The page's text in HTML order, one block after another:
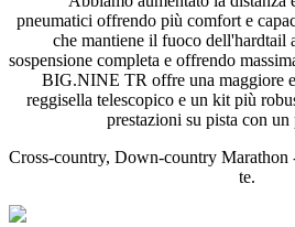
pneumatici offrendo più comfort e
che mantiene il fuoco dell'hardtail
sospensione completa e offrendo
BIG.NINE TR offre una maggiore
reggisella telescopico e un kit più
prestazioni su pista con
Cross-country, Down-country
te.